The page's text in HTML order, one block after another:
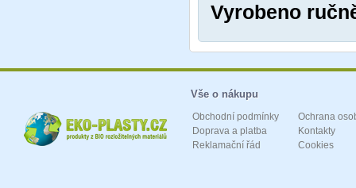
Vyrobeno
Vše o nákupu
Obchodní podmínky
Doprava a platba
Reklamační řád
Ochrana
Kontakty
Cookies